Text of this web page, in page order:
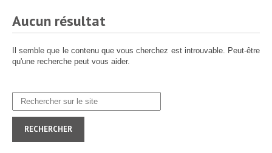
Concours/Examens ▼
Emploi ▼
Protection sociale
Documentation
Aucun résultat
Il semble que le contenu que vous cherchez est introuvable. Peut-être
qu'une recherche peut vous aider.